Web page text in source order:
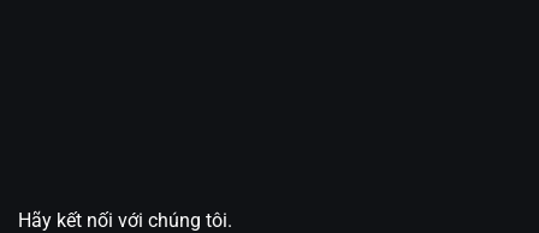
Hãy kết nối với chúng tôi.